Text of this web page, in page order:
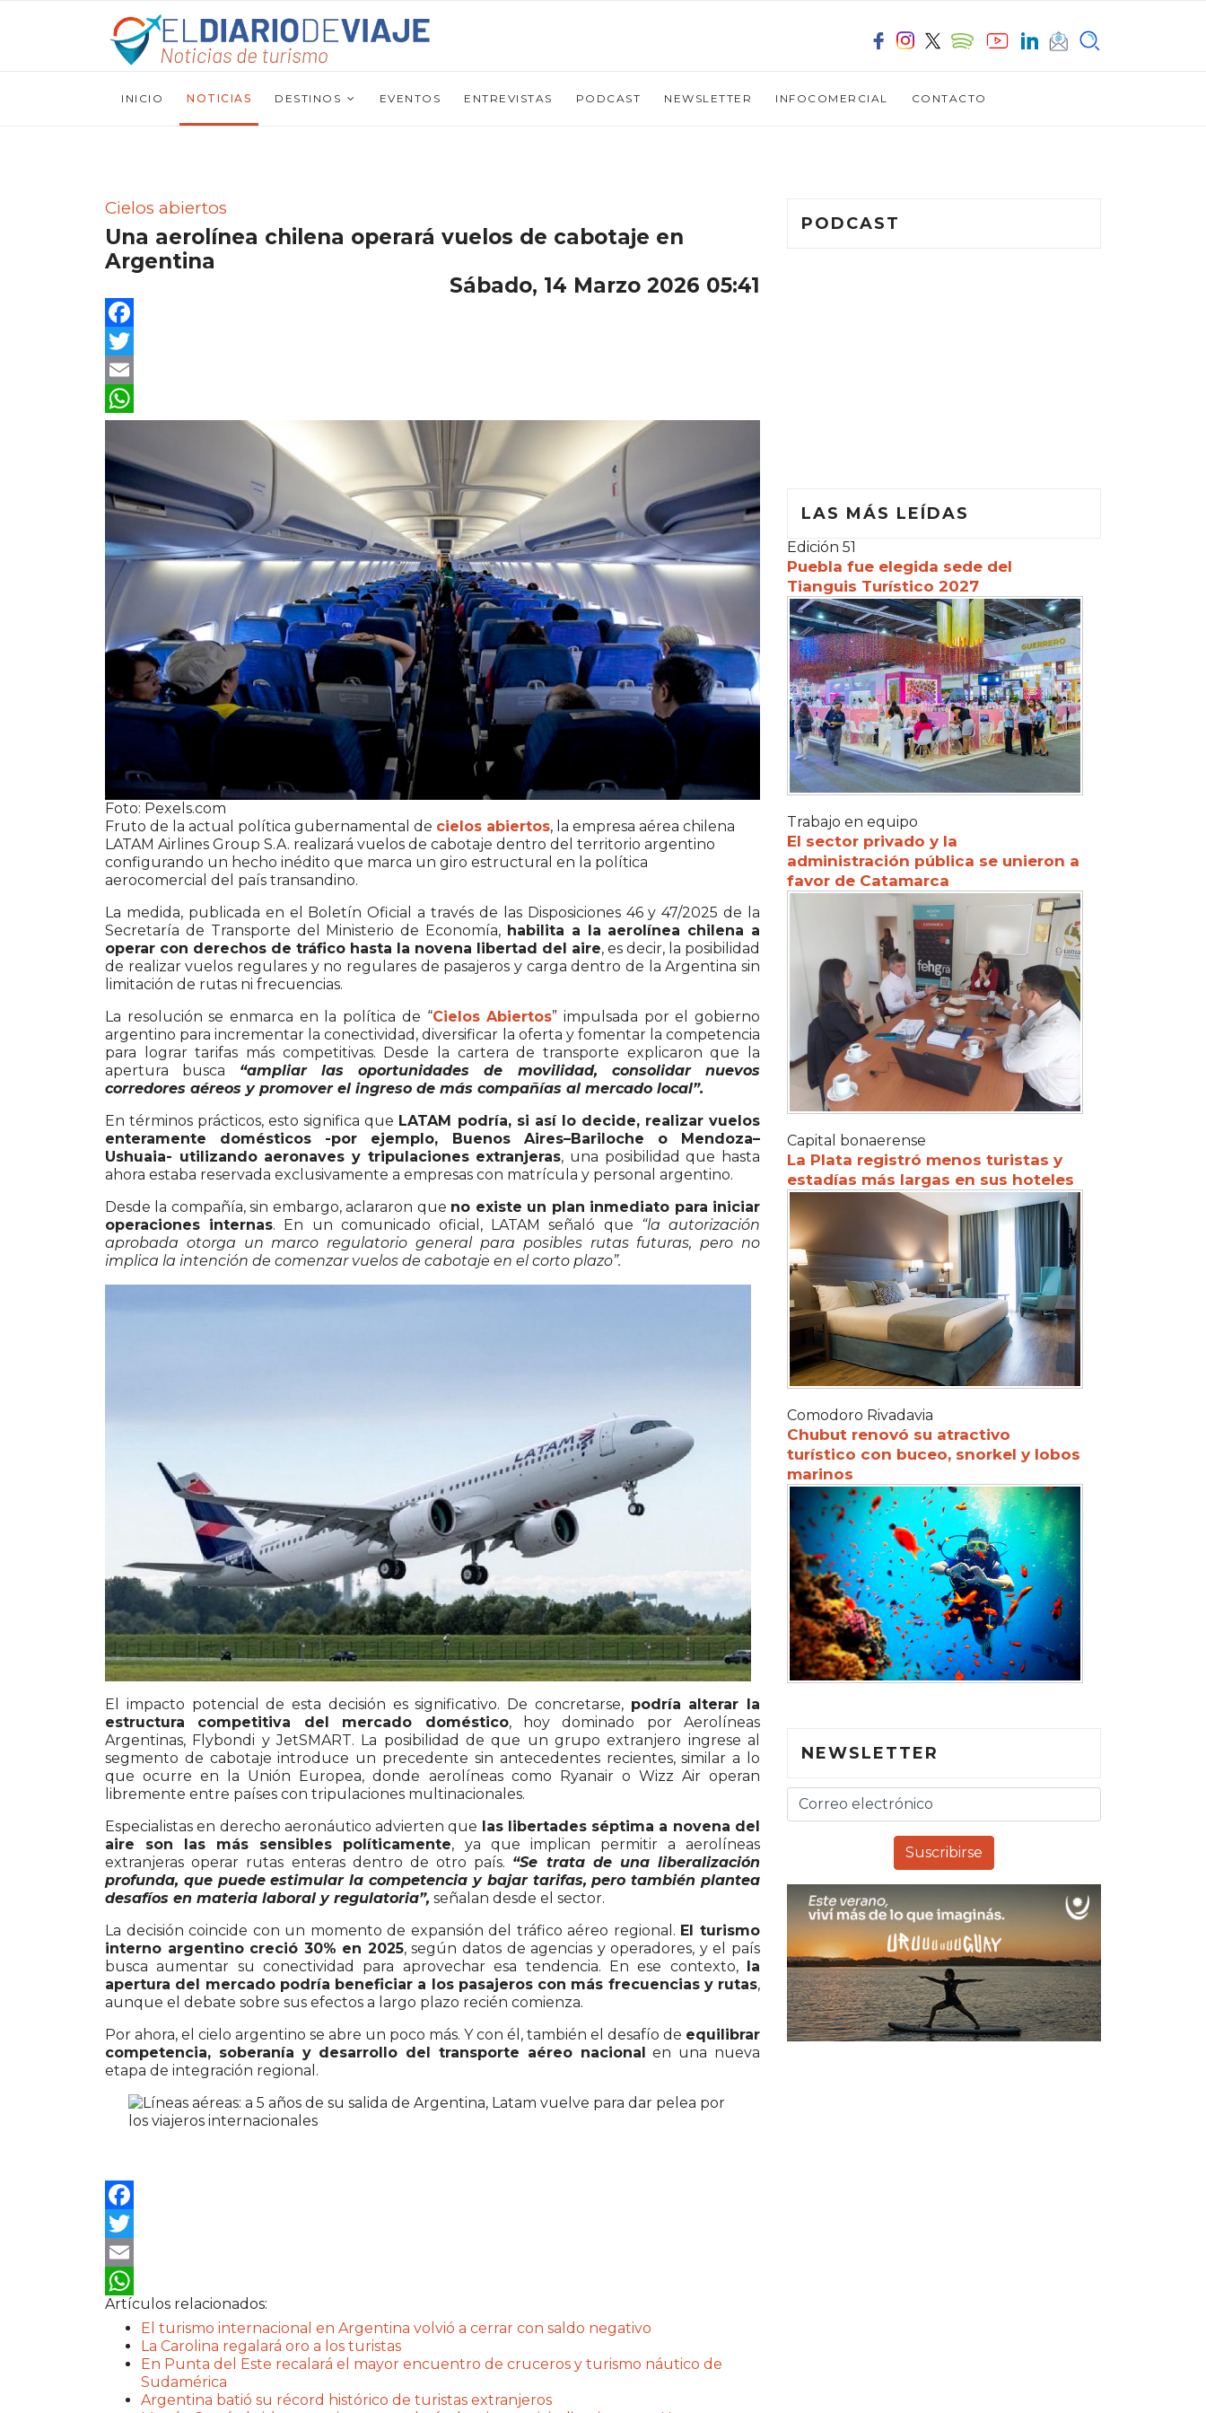
INICIO NOTICIAS DESTINOS EVENTOS ENTREVISTAS PODCAST NEWSLETTER INFOCOMERCIAL CONTACTO
Cielos abiertos
Una aerolínea chilena operará vuelos de cabotaje en
Argentina
Sábado, 14 Marzo 2026 05:41
Facebook
Twitter
Email
WhatsApp
Foto: Pexels.com
Fruto de la actual política gubernamental de cielos abiertos, la empresa aérea chilena
LATAM Airlines Group S.A. realizará vuelos de cabotaje dentro del territorio argentino
configurando un hecho inédito que marca un giro estructural en la política
aerocomercial del país transandino.
La medida, publicada en el Boletín Oficial a través de las Disposiciones 46 y 47/2025 de la
Secretaría de Transporte del Ministerio de Economía, habilita a la aerolínea chilena a
operar con derechos de tráfico hasta la novena libertad del aire, es decir, la posibilidad
de realizar vuelos regulares y no regulares de pasajeros y carga dentro de la Argentina sin
limitación de rutas ni frecuencias.
La resolución se enmarca en la política de “Cielos Abiertos” impulsada por el gobierno
argentino para incrementar la conectividad, diversificar la oferta y fomentar la competencia
para lograr tarifas más competitivas. Desde la cartera de transporte explicaron que la
apertura busca “ampliar las oportunidades de movilidad, consolidar nuevos
corredores aéreos y promover el ingreso de más compañías al mercado local”.
En términos prácticos, esto significa que LATAM podría, si así lo decide, realizar vuelos
enteramente domésticos -por ejemplo, Buenos Aires–Bariloche o Mendoza–
Ushuaia- utilizando aeronaves y tripulaciones extranjeras, una posibilidad que hasta
ahora estaba reservada exclusivamente a empresas con matrícula y personal argentino.
Desde la compañía, sin embargo, aclararon que no existe un plan inmediato para iniciar
operaciones internas. En un comunicado oficial, LATAM señaló que “la autorización
aprobada otorga un marco regulatorio general para posibles rutas futuras, pero no
implica la intención de comenzar vuelos de cabotaje en el corto plazo”.
El impacto potencial de esta decisión es significativo. De concretarse, podría alterar la
estructura competitiva del mercado doméstico, hoy dominado por Aerolíneas
Argentinas, Flybondi y JetSMART. La posibilidad de que un grupo extranjero ingrese al
segmento de cabotaje introduce un precedente sin antecedentes recientes, similar a lo
que ocurre en la Unión Europea, donde aerolíneas como Ryanair o Wizz Air operan
libremente entre países con tripulaciones multinacionales.
Especialistas en derecho aeronáutico advierten que
las libertades séptima a novena del
aire son las más sensibles políticamente, ya que implican permitir a aerolíneas
extranjeras operar rutas enteras dentro de otro país. “Se trata de una liberalización
profunda, que puede estimular la competencia y bajar tarifas, pero también plantea
desafíos en materia laboral y regulatoria”, señalan desde el sector.
La decisión coincide con un momento de expansión del tráfico aéreo regional. El turismo
interno argentino creció 30% en 2025, según datos de agencias y operadores, y el país
busca aumentar su conectividad para aprovechar esa tendencia. En ese contexto,
la
apertura del mercado podría beneficiar a los pasajeros con más frecuencias y rutas,
aunque el debate sobre sus efectos a largo plazo recién comienza.
Por ahora, el cielo argentino se abre un poco más. Y con él, también el desafío de equilibrar
competencia, soberanía y desarrollo del transporte aéreo nacional
en una nueva
etapa de integración regional.
Facebook
Twitter
Email
WhatsApp
Artículos relacionados:
El turismo internacional en Argentina volvió a cerrar con saldo negativo
La Carolina regalará oro a los turistas
En Punta del Este recalará el mayor encuentro de cruceros y turismo náutico de
Sudamérica
Argentina batió su récord histórico de turistas extranjeros
PODCAST
LAS MÁS LEÍDAS
Edición 51
Puebla fue elegida sede del
Tianguis Turístico 2027
Trabajo en equipo
El sector privado y la
administración pública se unieron a
favor de Catamarca
Capital bonaerense
La Plata registró menos turistas y
estadías más largas en sus hoteles
Comodoro Rivadavia
Chubut renovó su atractivo
turístico con buceo, snorkel y lobos
marinos
NEWSLETTER